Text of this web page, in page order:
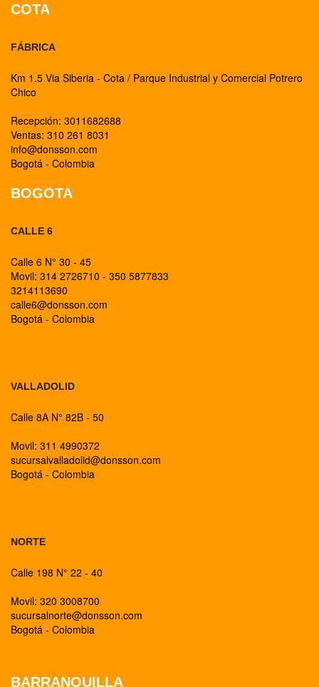
COTA
FÁBRICA
Km 1.5 Via Siberia - Cota / Parque Industrial y Comercial Potrero
Chico
Recepción: 3011682688
Ventas: 310 261 8031
info@donsson.com
Bogotá - Colombia
BOGOTA
CALLE 6
Calle 6 N° 30 - 45
Movil: 314 2726710 - 350 5877833
3214113690
calle6@donsson.com
Bogotá - Colombia
VALLADOLID
Calle 8A N° 82B - 50
Movil: 311 4990372
sucursalvalladolid@donsson.com
Bogotá - Colombia
NORTE
Calle 198 N° 22 - 40
Movil: 320 3008700
sucursalnorte@donsson.com
Bogotá - Colombia
BARRANQUILLA